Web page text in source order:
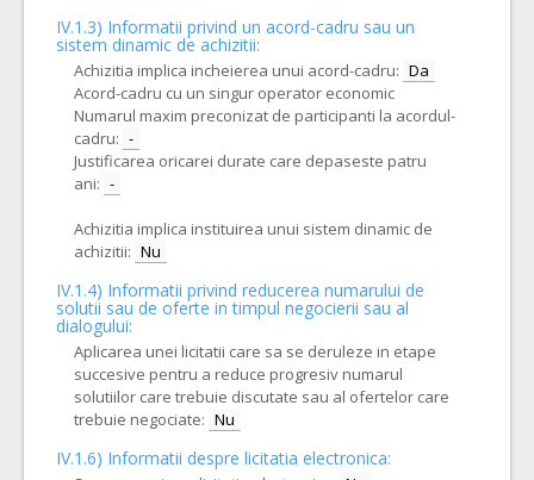
IV.1.3) Informatii privind un acord-cadru sau un
sistem dinamic de achizitii:
Achizitia implica incheierea unui acord-cadru: Da
Acord-cadru cu un singur operator economic
Numarul maxim preconizat de participanti la acordul-
cadru: -
Justificarea oricarei durate care depaseste patru
ani: -
Achizitia implica instituirea unui sistem dinamic de
achizitii: Nu
IV.1.4) Informatii privind reducerea numarului de
solutii sau de oferte in timpul negocierii sau al
dialogului:
Aplicarea unei licitatii care sa se deruleze in etape
succesive pentru a reduce progresiv numarul
solutiilor care trebuie discutate sau al ofertelor care
trebuie negociate: Nu
IV.1.6) Informatii despre licitatia electronica: